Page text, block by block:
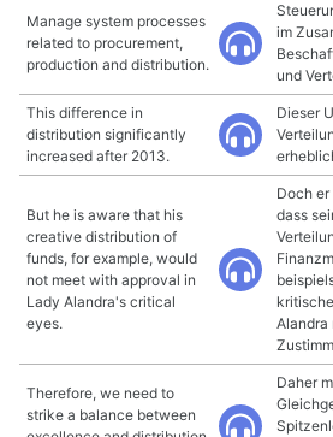
Manage system processes
related to procurement,
production and distribution.
im
und
This difference in
distribution significantly
increased after 2013.
Dieser
But he is aware that his
creative distribution of
funds, for example, would
not meet with approval in
Lady Alandra's critical
eyes.
Doch
dass
Alandra
Therefore, we need to
strike a balance between
Daher